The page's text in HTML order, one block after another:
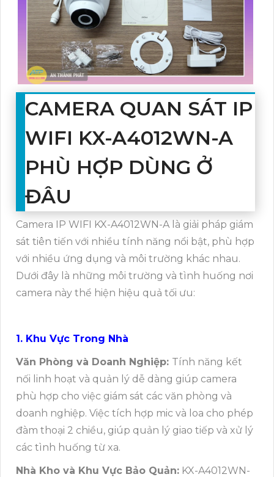
CAMERA QUAN SÁT IP
WIFI KX-A4012WN-A
PHÙ HỢP DÙNG Ở
ĐÂU
Camera IP WIFI KX-A4012WN-A là giải pháp giám
sát tiên tiến với nhiều tính năng nổi bật, phù hợp
với nhiều ứng dụng và môi trường khác nhau.
Dưới đây là những môi trường và tình huống nơi
camera này thể hiện hiệu quả tối ưu:
1. Khu Vực Trong Nhà
Văn Phòng và Doanh Nghiệp: Tính năng kết
nối linh hoạt và quản lý dễ dàng giúp camera
phù hợp cho việc giám sát các văn phòng và
doanh nghiệp. Việc tích hợp mic và loa cho phép
đàm thoại 2 chiều, giúp quản lý giao tiếp và xử lý
các tình huống từ xa.
Nhà Kho và Khu Vực Bảo Quản: KX-A4012WN-